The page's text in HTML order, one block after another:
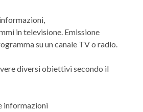
in televisione. Emissione
su un canale TV o radio.
diversi obiettivi secondo il
informazioni